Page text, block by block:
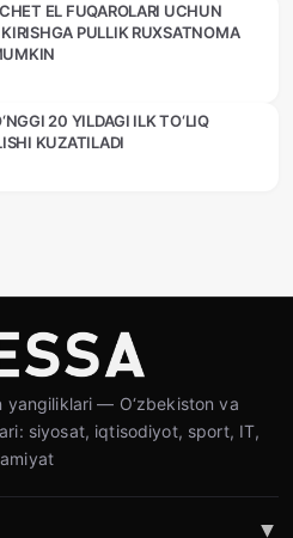
EL FUQAROLARI UCHUN
PULLIK RUXSATNOMA
20 YILDAGI ILK TO‘LIQ
KUZATILADI
yangiliklari — O‘zbekiston va
siyosat, iqtisodiyot, sport, IT,